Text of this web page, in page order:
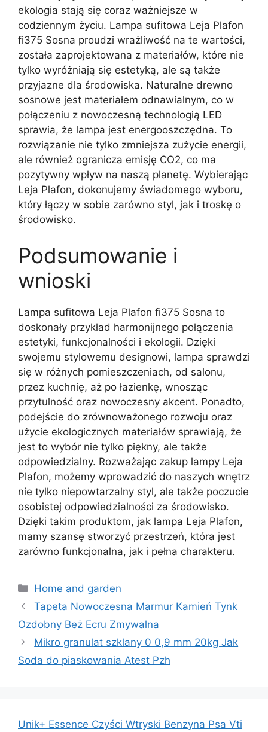
ekologia stają się coraz ważniejsze w
codziennym życiu. Lampa sufitowa Leja Plafon
fi375 Sosna proudzi wrażliwość na te wartości,
została zaprojektowana z materiałów, które nie
tylko wyróżniają się estetyką, ale są także
przyjazne dla środowiska. Naturalne drewno
sosnowe jest materiałem odnawialnym, co w
połączeniu z nowoczesną technologią LED
sprawia, że lampa jest energooszczędna. To
rozwiązanie nie tylko zmniejsza zużycie energii,
ale również ogranicza emisję CO2, co ma
pozytywny wpływ na naszą planetę. Wybierając
Leja Plafon, dokonujemy świadomego wyboru,
który łączy w sobie zarówno styl, jak i troskę o
środowisko.
Podsumowanie i
wnioski
Lampa sufitowa Leja Plafon fi375 Sosna to
doskonały przykład harmonijnego połączenia
estetyki, funkcjonalności i ekologii. Dzięki
swojemu stylowemu designowi, lampa sprawdzi
się w różnych pomieszczeniach, od salonu,
przez kuchnię, aż po łazienkę, wnosząc
przytulność oraz nowoczesny akcent. Ponadto,
podejście do zrównoważonego rozwoju oraz
użycie ekologicznych materiałów sprawiają, że
jest to wybór nie tylko piękny, ale także
odpowiedzialny. Rozważając zakup lampy Leja
Plafon, możemy wprowadzić do naszych wnętrz
nie tylko niepowtarzalny styl, ale także poczucie
osobistej odpowiedzialności za środowisko.
Dzięki takim produktom, jak lampa Leja Plafon,
mamy szansę stworzyć przestrzeń, która jest
zarówno funkcjonalna, jak i pełna charakteru.
Kategorie
Home and garden
Tapeta Nowoczesna Marmur Kamień Tynk
Ozdobny Beż Ecru Zmywalna
Mikro granulat szklany 0 0,9 mm 20kg Jak
Soda do piaskowania Atest Pzh
Unik+ Essence Czyści Wtryski Benzyna Psa Vti